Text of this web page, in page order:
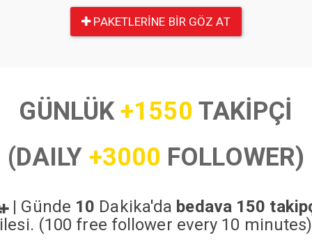
PAKETLERINE BIR GÖZ AT
GÜNLÜK+1550 TAKİPÇİ
(DAILY +3000 FOLLOWER)
| Günde 10 Dakika'da bedava 150
(100 free follower every 10 minutes)